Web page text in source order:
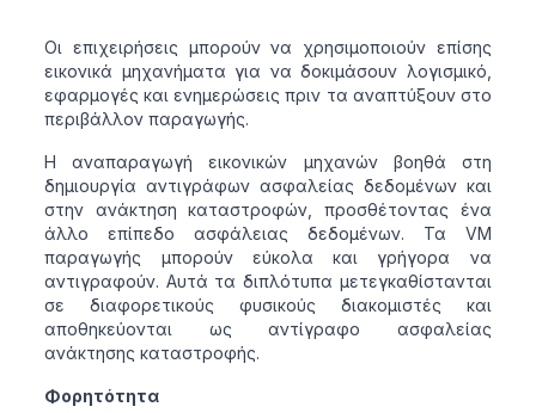
Οι επιχειρήσεις μπορούν να χρησιμοποιούν επίσης
εικονικά μηχανήματα για να δοκιμάσουν λογισμικό,
εφαρμογές και ενημερώσεις πριν τα αναπτύξουν στο
περιβάλλον παραγωγής.
Η αναπαραγωγή εικονικών μηχανών βοηθά στη
δημιουργία αντιγράφων ασφαλείας δεδομένων και
στην ανάκτηση καταστροφών, προσθέτοντας ένα
άλλο επίπεδο ασφάλειας δεδομένων. Τα VM
παραγωγής μπορούν εύκολα και γρήγορα να
αντιγραφούν. Αυτά τα διπλότυπα μετεγκαθίστανται
σε διαφορετικούς φυσικούς διακομιστές και
αποθηκεύονται ως αντίγραφο ασφαλείας
ανάκτησης καταστροφής.
Φορητότητα